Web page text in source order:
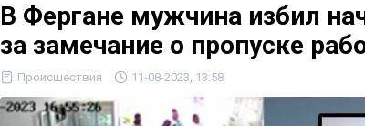
В Фергане мужчина избил
за замечание о пропуске
Происшествия 11-08-2023, 13:58